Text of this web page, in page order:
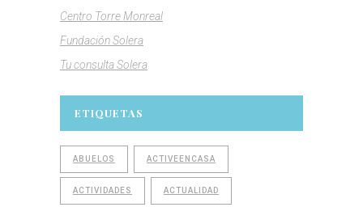
Centro Torre Monreal
Fundación Solera
Tu consulta Solera
ETIQUETAS
ABUELOS ACTIVEENCASA
ACTIVIDADES ACTUALIDAD